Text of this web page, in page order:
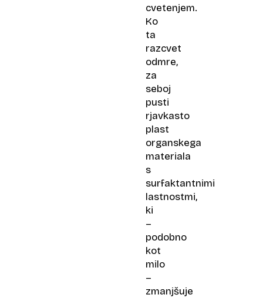
cvetenjem.
Ko
ta
razcvet
odmre,
za
seboj
pusti
rjavkasto
plast
organskega
materiala
s
surfaktantnimi
lastnostmi,
ki
–
podobno
kot
milo
–
zmanjšuje